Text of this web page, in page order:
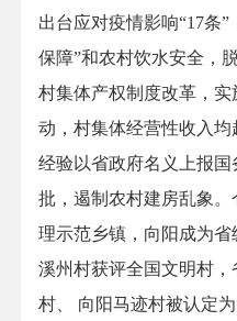
出台应对疫情影响“17条
保障”和农村饮水安全，
村集体产权制度改革，实
动，村集体经营性收入均
经验以省政府名义上报
批，遏制农村建房乱象
理示范乡镇，向阳成为
溪州村获评全国文明村
村、 向阳马迹村被认定